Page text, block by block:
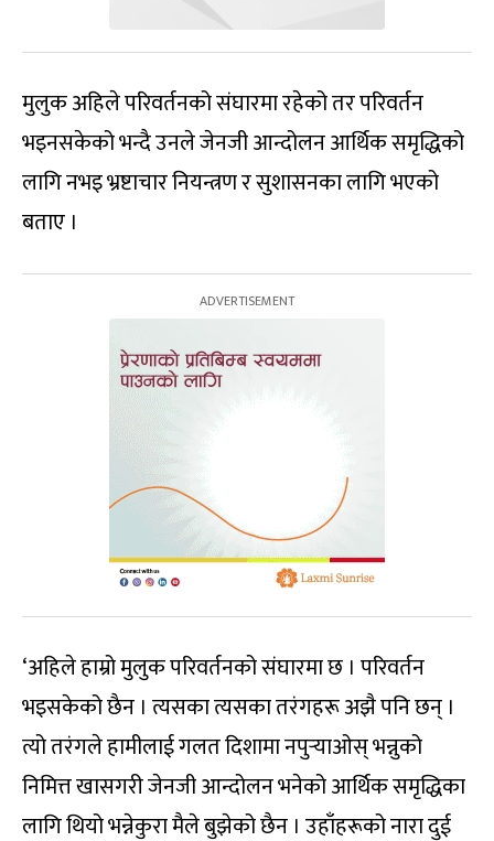
मुलुक अहिले परिवर्तनको संघारमा रहेको तर परिवर्तन
भइनसकेको भन्दै उनले जेनजी आन्दोलन आर्थिक समृद्धिको
लागि नभइ भ्रष्टाचार नियन्त्रण र सुशासनका लागि भएको
बताए ।
‘अहिले हाम्रो मुलुक परिवर्तनको संघारमा छ । परिवर्तन
भइसकेको छैन । त्यसका त्यसका तरंगहरू अझै पनि छन् ।
त्यो तरंगले हामीलाई गलत दिशामा नपुर्‍याओस् भन्नुको
निमित्त खासगरी जेनजी आन्दोलन भनेको आर्थिक समृद्धिका
लागि थियो भन्नेकुरा मैले बुझेको छैन । उहाँहरूको नारा दुई